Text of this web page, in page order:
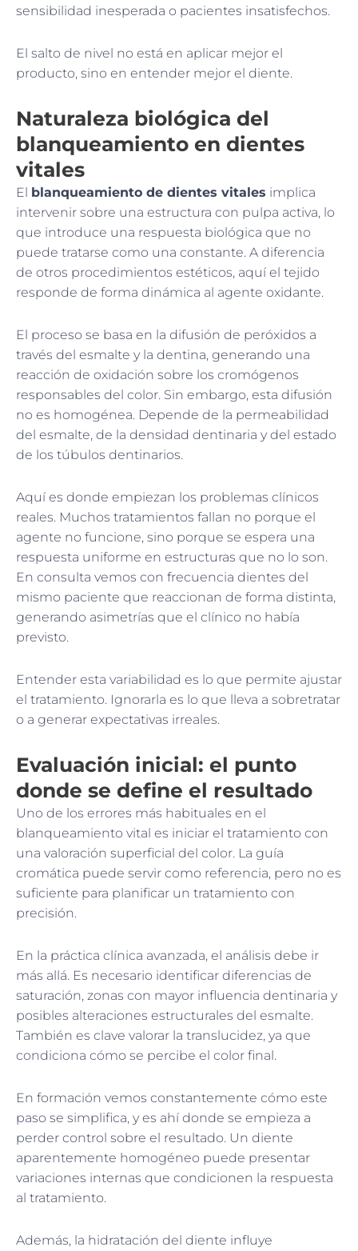
sensibilidad inesperada o pacientes insatisfechos.
El salto de nivel no está en aplicar mejor el
producto, sino en entender mejor el diente.
Naturaleza biológica del
blanqueamiento en dientes
vitales
El blanqueamiento de dientes vitales implica
intervenir sobre una estructura con pulpa activa, lo
que introduce una respuesta biológica que no
puede tratarse como una constante. A diferencia
de otros procedimientos estéticos, aquí el tejido
responde de forma dinámica al agente oxidante.
El proceso se basa en la difusión de peróxidos a
través del esmalte y la dentina, generando una
reacción de oxidación sobre los cromógenos
responsables del color. Sin embargo, esta difusión
no es homogénea. Depende de la permeabilidad
del esmalte, de la densidad dentinaria y del estado
de los túbulos dentinarios.
Aquí es donde empiezan los problemas clínicos
reales. Muchos tratamientos fallan no porque el
agente no funcione, sino porque se espera una
respuesta uniforme en estructuras que no lo son.
En consulta vemos con frecuencia dientes del
mismo paciente que reaccionan de forma distinta,
generando asimetrías que el clínico no había
previsto.
Entender esta variabilidad es lo que permite ajustar
el tratamiento. Ignorarla es lo que lleva a sobretratar
o a generar expectativas irreales.
Evaluación inicial: el punto
donde se define el resultado
Uno de los errores más habituales en el
blanqueamiento vital es iniciar el tratamiento con
una valoración superficial del color. La guía
cromática puede servir como referencia, pero no es
suficiente para planificar un tratamiento con
precisión.
En la práctica clínica avanzada, el análisis debe ir
más allá. Es necesario identificar diferencias de
saturación, zonas con mayor influencia dentinaria y
posibles alteraciones estructurales del esmalte.
También es clave valorar la translucidez, ya que
condiciona cómo se percibe el color final.
En formación vemos constantemente cómo este
paso se simplifica, y es ahí donde se empieza a
perder control sobre el resultado. Un diente
aparentemente homogéneo puede presentar
variaciones internas que condicionen la respuesta
al tratamiento.
Además, la hidratación del diente influye